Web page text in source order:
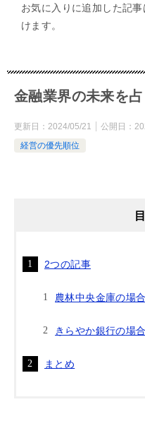
お気に入りに追加した記事
けます。
金融業界の未来を
更新日： 2024/05/21 公開日：
経営の優先順位
2つの記事
農林中央金庫の場合
きらやか銀行の場合
まとめ